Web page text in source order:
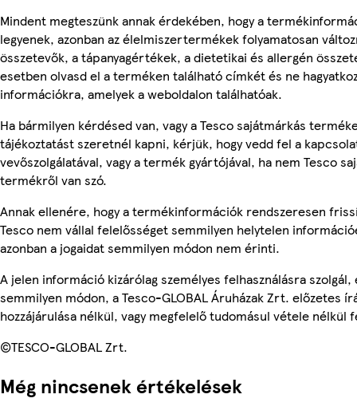
Mindent megteszünk annak érdekében, hogy a
legyenek, azonban az élelmiszertermékek folyamatosan
összetevők, a tápanyagértékek, a dietetikai és allergén
esetben olvasd el a terméken található címkét és ne
információkra, amelyek a weboldalon találhatóak.
Ha bármilyen kérdésed van, vagy a Tesco sajátmárkás
tájékoztatást szeretnél kapni, kérjük, hogy vedd fel a
vevőszolgálatával, vagy a termék gyártójával, ha nem Tesco
termékről van szó.
Annak ellenére, hogy a termékinformációk rendszeresen
Tesco nem vállal felelősséget semmilyen helytelen
azonban a jogaidat semmilyen módon nem érinti.
A jelen információ kizárólag személyes felhasználásra
semmilyen módon, a Tesco-GLOBAL Áruházak Zrt. előzetes
hozzájárulása nélkül, vagy megfelelő tudomásul vétele nélkül
©TESCO-GLOBAL Zrt.
Még nincsenek értékelések